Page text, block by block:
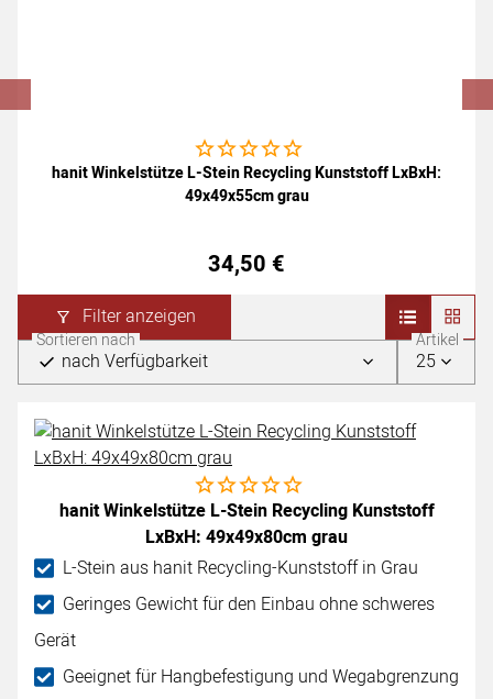
Noch keine Bewertungen abgegeben
hanit Winkelstütze L-Stein Recycling Kunststoff LxBxH:
49x49x55cm grau
34,50 €
Filter anzeigen
Sortieren nach
nach Verfügbarkeit
Artikel
25
Noch keine Bewertungen abgegeben
hanit Winkelstütze L-Stein Recycling Kunststoff
LxBxH: 49x49x80cm grau
L-Stein aus hanit Recycling-Kunststoff in Grau
Geringes Gewicht für den Einbau ohne schweres
Gerät
Geeignet für Hangbefestigung und Wegabgrenzung